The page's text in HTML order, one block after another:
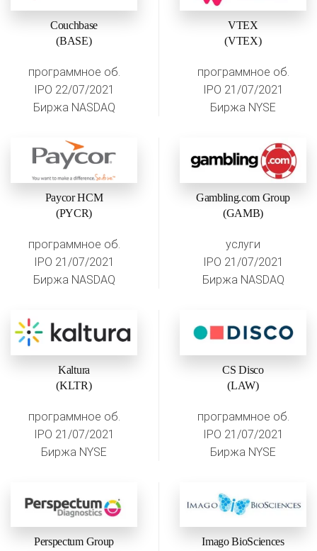
Couchbase
(BASE)
программное об.
IPO 22/07/2021
Биржа NASDAQ
VTEX
(VTEX)
программное об.
IPO 21/07/2021
Биржа NYSE
Paycor HCM
(PYCR)
программное об.
IPO 21/07/2021
Биржа NASDAQ
Gambling.com Group
(GAMB)
услуги
IPO 21/07/2021
Биржа NASDAQ
Kaltura
(KLTR)
программное об.
IPO 21/07/2021
Биржа NYSE
CS Disco
(LAW)
программное об.
IPO 21/07/2021
Биржа NYSE
Perspectum Group
Imago BioSciences